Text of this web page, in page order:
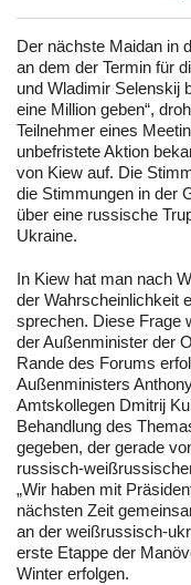
Der nächste Maidan in
an dem der Termin für
und Wladimir Selenskij
eine Million geben“,
Teilnehmer eines
unbefristete Aktion
von Kiew auf. Die
die Stimmungen in der
über eine russische
Ukraine.
In Kiew hat man nach
der Wahrscheinlichkeit
sprechen. Diese Frage
der Außenminister der
Rande des Forums
Außenministers
Amtskollegen Dmitrij
Behandlung des
gegeben, der gerade
russisch-
„Wir haben mit
nächsten Zeit
an der weißrussisch-
erste Etappe der
Winter erfolgen.